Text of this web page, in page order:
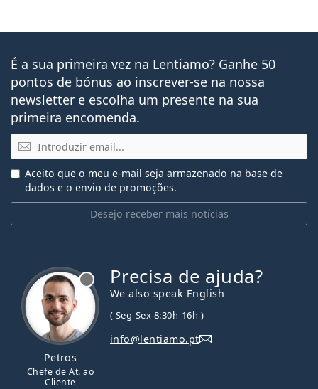
É a sua primeira vez na Lentiamo? Ganhe 50
pontos de bónus ao inscrever-se na nossa
newsletter e escolha um presente na sua
primeira encomenda.
Email
Desejo receber mais notícias
Aceito que o meu e-mail seja armazenado na base de
dados e o envio de promoções.
Petros
Chefe de At. ao
Cliente
Precisa de ajuda?
We also speak English
( Seg-Sex 8:30h-16h )
info@lentiamo.pt